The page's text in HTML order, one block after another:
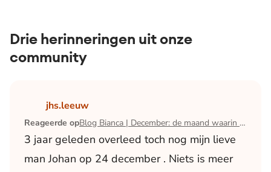
Drie herinneringen uit onze
community
jhs.leeuw
Reageerde op Blog Bianca | December: de maand waarin ik mijn man verloor
3 jaar geleden overleed toch nog mijn lieve
man Johan op 24 december . Niets is meer
Lees het artikel Blog Bianca | December: de maand